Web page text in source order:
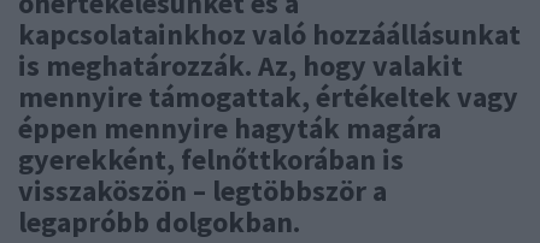
kapcsolatainkhoz való hozzáállásunkat
is meghatározzák. Az, hogy valakit
mennyire támogattak, értékeltek vagy
éppen mennyire hagyták magára
gyerekként, felnőttkorában is
visszaköszön – legtöbbször a
legapróbb dolgokban.